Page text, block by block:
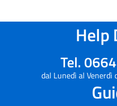
Help
Tel.
dal Lunedì al Venerdì